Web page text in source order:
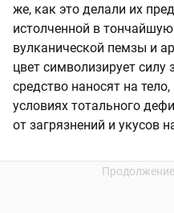
же, как это делали их
истолченной в
вулканической пемзы и
цвет символизирует
средство наносят на
условиях тотального
от загрязнений и укусов